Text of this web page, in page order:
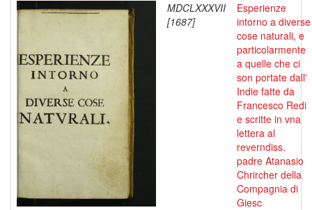
MDCLXXXVII
[1687]
Esperienze
intorno a diverse
cose naturali, e
particolarmente
a quelle che ci
son portate dall'
Indie fatte da
Francesco Redi
e scritte in vna
lettera al
reverndiss.
padre Atanasio
Chrircher della
Compagnia di
Giesc